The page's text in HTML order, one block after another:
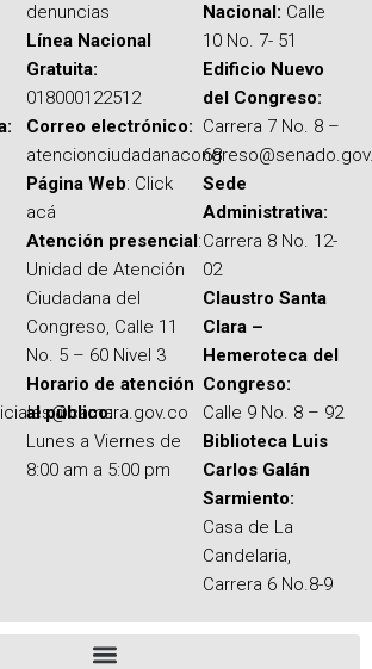
denuncias
Línea Nacional
Gratuita:
018000122512
Correo electrónico:
Página Web: Click
acá
Atención presencial :
Unidad de Atención
Ciudadana del
Congreso, Calle 11
No. 5 – 60 Nivel 3
Horario de atención
al público:
Lunes a Viernes de
8:00 am a 5:00 pm
Nacional: Calle
10 No. 7- 51
Edificio Nuevo
del Congreso:
Carrera 7 No. 8 –
68
Sede
Administrativa:
Carrera 8 No. 12-
02
Claustro Santa
Clara –
Hemeroteca del
Congreso:
Calle 9 No. 8 – 92
Biblioteca Luis
Carlos Galán
Sarmiento:
Casa de La
Candelaria,
Carrera 6 No.8-9